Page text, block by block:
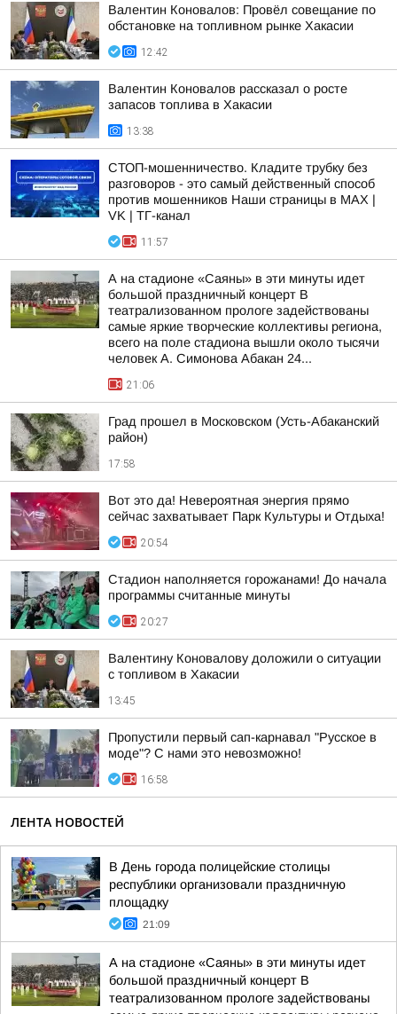
Валентин Коновалов: Провёл совещание по
обстановке на топливном рынке Хакасии
12:42
Валентин Коновалов рассказал о росте
запасов топлива в Хакасии
13:38
СТОП-мошенничество. Кладите трубку без
разговоров - это самый действенный способ
против мошенников Наши страницы в MAX |
VK | ТГ-канал
11:57
А на стадионе «Саяны» в эти минуты идет
большой праздничный концерт В
театрализованном прологе задействованы
самые яркие творческие коллективы региона,
всего на поле стадиона вышли около тысячи
человек А. Симонова Абакан 24...
21:06
Град прошел в Московском (Усть-Абаканский
район)
17:58
Вот это да! Невероятная энергия прямо
сейчас захватывает Парк Культуры и Отдыха!
20:54
Стадион наполняется горожанами! До начала
программы считанные минуты
20:27
Валентину Коновалову доложили о ситуации
с топливом в Хакасии
13:45
Пропустили первый сап-карнавал "Русское в
моде"? С нами это невозможно!
16:58
ЛЕНТА НОВОСТЕЙ
В День города полицейские столицы
республики организовали праздничную
площадку
21:09
А на стадионе «Саяны» в эти минуты идет
большой праздничный концерт В
театрализованном прологе задействованы